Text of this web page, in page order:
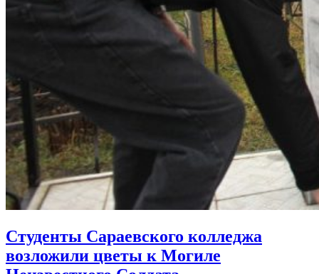
Студенты Сараевского колледжа
возложили цветы к Могиле